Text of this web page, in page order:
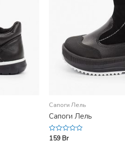
Сапоги Лель
Сапоги Лель
Rated
159Br